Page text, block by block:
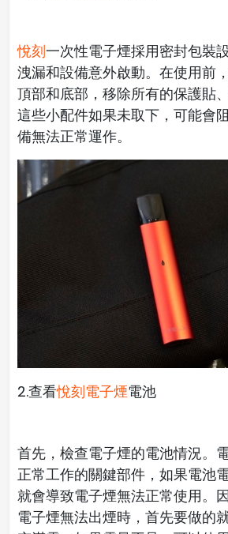
悅刻一次性電子煙採用密封包裝
洩漏和設備意外啟動。在使用前
頂部和底部，移除所有的保護貼
這些小配件如果未取下，可能會
備無法正常運作。
2.查看悅刻電子煙電池
首先，檢查電子煙的電池情況。
正常工作的關鍵部件，如果電池
就會導致電子煙無法正常使用。
電子煙無法出煙時，首先要做的